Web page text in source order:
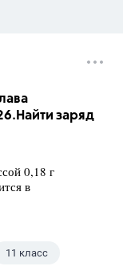
заряд
0,18 г
в
11 класс